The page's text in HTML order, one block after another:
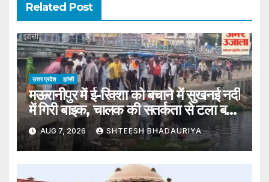
Related Post
उत्तर प्रदेश झांसी
मऊरानीपुर में ई-रिक्शा को बचाने में सुखनई नदी
में गिरी बाइक, चालक की सतर्कता से टला बड़ा
हादसा
AUG 7, 2026 SHTEESH BHADAURIYA